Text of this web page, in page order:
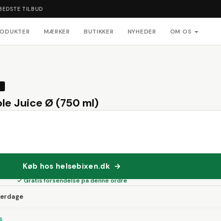
TILBUD
MÆRKER BUTIKKER NYHEDER OM OS
Juice Ø (750 ml)
Køb hos helsebixen.dk →
✓ Gratis forsendelse på denne ordre